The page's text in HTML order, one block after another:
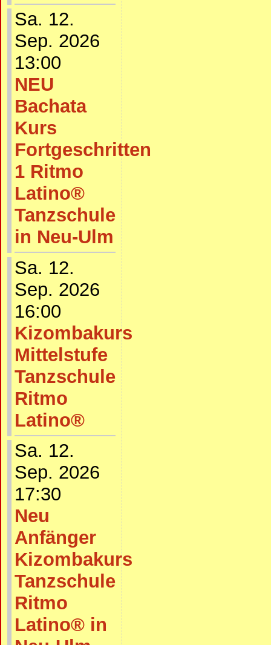
Sa. 12.
Sep. 2026
13:00
NEU
Bachata
Kurs
Fortgeschritten
1 Ritmo
Latino®
Tanzschule
in Neu-Ulm
Sa. 12.
Sep. 2026
16:00
Kizombakurs
Mittelstufe
Tanzschule
Ritmo
Latino®
Sa. 12.
Sep. 2026
17:30
Neu
Anfänger
Kizombakurs
Tanzschule
Ritmo
Latino® in